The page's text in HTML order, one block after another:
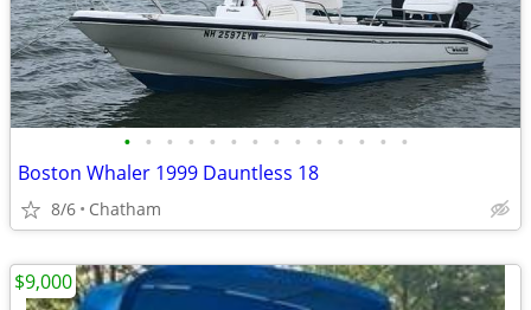
• • • • • • • • • • • • • •
Boston Whaler 1999 Dauntless 18
8/6 Chatham
$9,000